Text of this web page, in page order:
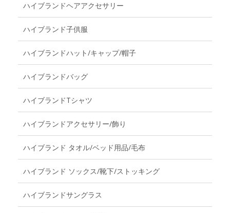
ハイブランドヘアアクセサリー
ハイブランド子供服
ハイブランドハット/キャップ/帽子
ハイブランドバッグ
ハイブランドTシャツ
ハイブランドアクセサリー/飾り
ハイブランド タオル/ベッド用品/毛布
ハイブランド ソックス/靴下/ストッキング
ハイブランドサングラス